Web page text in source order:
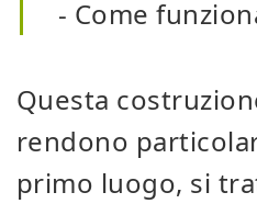
- Come
Questa
rendono
primo luogo, si